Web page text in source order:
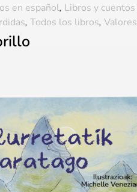
en español, Libros y cuentos
,Todos los libros,Valores